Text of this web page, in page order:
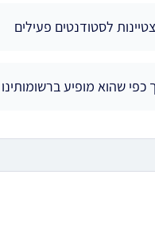
לסטודנטים פעילים
שהוא מופיע